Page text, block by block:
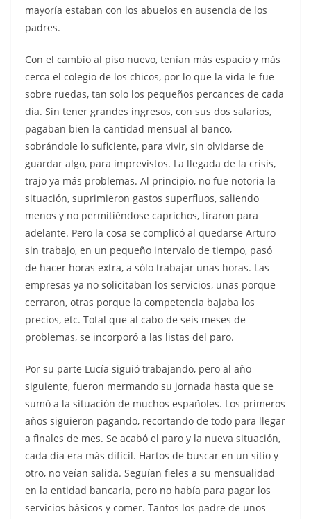
mayoría estaban con los abuelos en ausencia de los
padres.
Con el cambio al piso nuevo, tenían más espacio y más
cerca el colegio de los chicos, por lo que la vida le fue
sobre ruedas, tan solo los pequeños percances de cada
día. Sin tener grandes ingresos, con sus dos salarios,
pagaban bien la cantidad mensual al banco,
sobrándole lo suficiente, para vivir, sin olvidarse de
guardar algo, para imprevistos. La llegada de la crisis,
trajo ya más problemas. Al principio, no fue notoria la
situación, suprimieron gastos superfluos, saliendo
menos y no permitiéndose caprichos, tiraron para
adelante. Pero la cosa se complicó al quedarse Arturo
sin trabajo, en un pequeño intervalo de tiempo, pasó
de hacer horas extra, a sólo trabajar unas horas. Las
empresas ya no solicitaban los servicios, unas porque
cerraron, otras porque la competencia bajaba los
precios, etc. Total que al cabo de seis meses de
problemas, se incorporó a las listas del paro.
Por su parte Lucía siguió trabajando, pero al año
siguiente, fueron mermando su jornada hasta que se
sumó a la situación de muchos españoles. Los primeros
años siguieron pagando, recortando de todo para llegar
a finales de mes. Se acabó el paro y la nueva situación,
cada día era más difícil. Hartos de buscar en un sitio y
otro, no veían salida. Seguían fieles a su mensualidad
en la entidad bancaria, pero no había para pagar los
servicios básicos y comer. Tantos los padre de unos